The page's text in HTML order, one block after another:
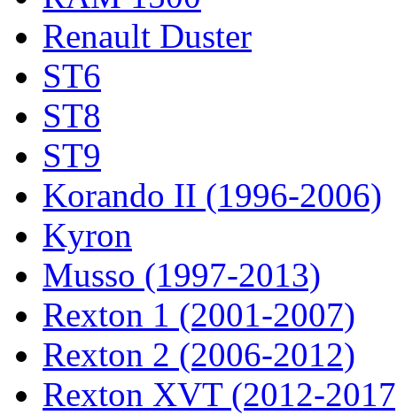
Renault Duster
ST6
ST8
ST9
Korando II (1996-2006)
Kyron
Musso (1997-2013)
Rexton 1 (2001-2007)
Rexton 2 (2006-2012)
Rexton XVT (2012-